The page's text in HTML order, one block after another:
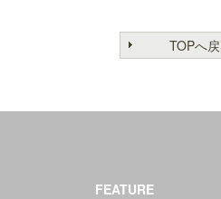
TOPへ
FEATURE